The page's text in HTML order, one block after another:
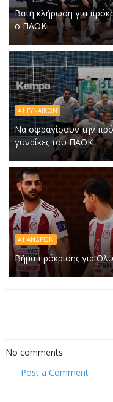
Βατή κλήρωση για
ο ΠΑΟΚ
Α1 ΓΥΝΑΙΚΩΝ
Να σφραγίσουν την
γυναίκες του ΠΑΟΚ
Α1 ΑΝΔΡΏΝ
Βήμα πρόκρισης για
No comments
Post a Comment